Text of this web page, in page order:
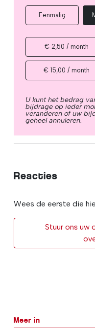
Eenmalig
€ 2,50 / month
€ 15,00 / month
U kunt het bedrag
bijdrage op ieder
veranderen of uw
geheel annuleren.
Reacties
Wees de eerste die
Stuur ons uw
Meer in